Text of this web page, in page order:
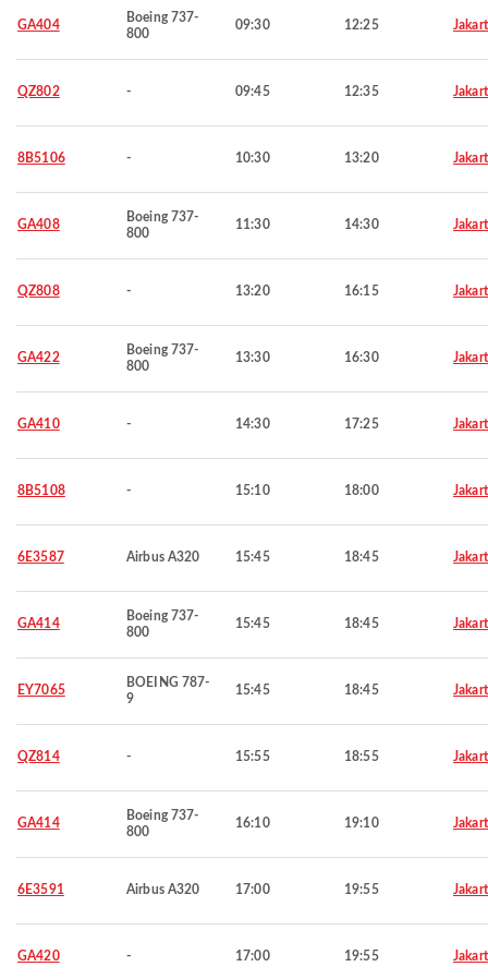
GA404
Boeing 737-
800
09:30 12:25
QZ802 - 09:45 12:35
8B5106 - 10:30 13:20
GA408
Boeing 737-
800
11:30 14:30
QZ808 - 13:20 16:15
GA422
Boeing 737-
800
13:30 16:30
GA410 - 14:30 17:25
8B5108 - 15:10 18:00
6E3587 Airbus A320 15:45 18:45
GA414
Boeing 737-
800
15:45 18:45
EY7065
BOEING 787-
9
15:45 18:45
QZ814 - 15:55 18:55
GA414
Boeing 737-
800
16:10 19:10
6E3591 Airbus A320 17:00 19:55
GA420 - 17:00 19:55